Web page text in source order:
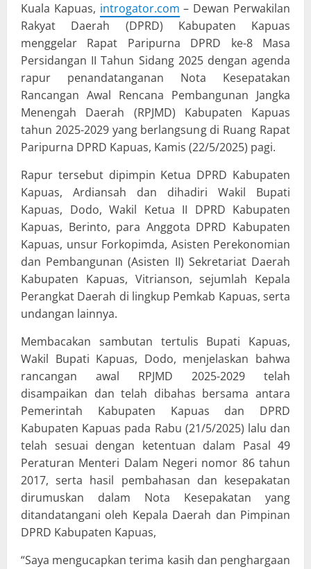
Kuala Kapuas, introgator.com – Dewan Perwakilan
Rakyat Daerah (DPRD) Kabupaten Kapuas
menggelar Rapat Paripurna DPRD ke-8 Masa
Persidangan II Tahun Sidang 2025 dengan agenda
rapur penandatanganan Nota Kesepatakan
Rancangan Awal Rencana Pembangunan Jangka
Menengah Daerah (RPJMD) Kabupaten Kapuas
tahun 2025-2029 yang berlangsung di Ruang Rapat
Paripurna DPRD Kapuas, Kamis (22/5/2025) pagi.
Rapur tersebut dipimpin Ketua DPRD Kabupaten
Kapuas, Ardiansah dan dihadiri Wakil Bupati
Kapuas, Dodo, Wakil Ketua II DPRD Kabupaten
Kapuas, Berinto, para Anggota DPRD Kabupaten
Kapuas, unsur Forkopimda, Asisten Perekonomian
dan Pembangunan (Asisten II) Sekretariat Daerah
Kabupaten Kapuas, Vitrianson, sejumlah Kepala
Perangkat Daerah di lingkup Pemkab Kapuas, serta
undangan lainnya.
Membacakan sambutan tertulis Bupati Kapuas,
Wakil Bupati Kapuas, Dodo, menjelaskan bahwa
rancangan awal RPJMD 2025-2029 telah
disampaikan dan telah dibahas bersama antara
Pemerintah Kabupaten Kapuas dan DPRD
Kabupaten Kapuas pada Rabu (21/5/2025) lalu dan
telah sesuai dengan ketentuan dalam Pasal 49
Peraturan Menteri Dalam Negeri nomor 86 tahun
2017, serta hasil pembahasan dan kesepakatan
dirumuskan dalam Nota Kesepakatan yang
ditandatangani oleh Kepala Daerah dan Pimpinan
DPRD Kabupaten Kapuas,
“Saya mengucapkan terima kasih dan penghargaan